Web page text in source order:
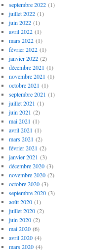
septembre 2022(1)
juillet 2022(1)
juin 2022(1)
avril 2022(1)
mars 2022(1)
février 2022(1)
janvier 2022(2)
décembre 2021 (1)
novembre 2021 (1)
octobre 2021 (1)
septembre 2021 (1)
juillet 2021 (1)
juin 2021 (2)
mai 2021 (1)
avril 2021 (1)
mars 2021 (2)
février 2021 (2)
janvier 2021 (3)
décembre 2020(3)
novembre 2020(2)
octobre 2020(3)
septembre 2020(3)
août 2020(1)
juillet 2020(2)
juin 2020(2)
mai 2020(6)
avril 2020(4)
mars 2020(4)